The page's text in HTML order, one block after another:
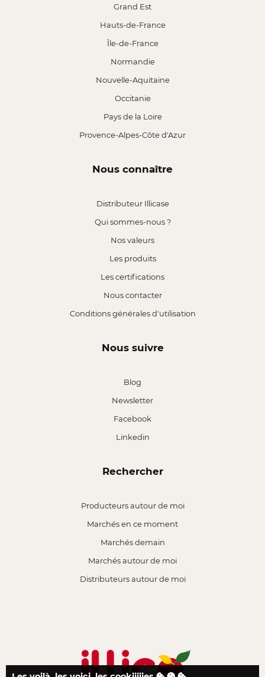
Grand Est
Hauts-de-France
Île-de-France
Normandie
Nouvelle-Aquitaine
Occitanie
Pays de la Loire
Provence-Alpes-Côte d'Azur
Nous connaître
Distributeur Illicase
Qui sommes-nous ?
Nos valeurs
Les produits
Les certifications
Nous contacter
Conditions générales d'utilisation
Nous suivre
Blog
Newsletter
Facebook
Linkedin
Rechercher
Producteurs autour de moi
Marchés en ce moment
Marchés demain
Marchés autour de moi
Distributeurs autour de moi